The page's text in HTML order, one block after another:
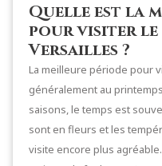
Quelle est la
pour visiter le
Versailles ?
La meilleure période pour
généralement au
saisons, le temps est
sont en fleurs et les
visite encore plus